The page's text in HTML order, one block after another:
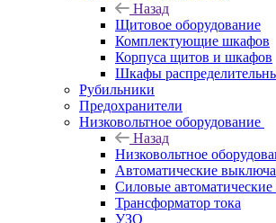
Назад
Щитовое оборудование
Комплектующие шкафов
Корпуса щитов и шкафов
Шкафы
Рубильники
Предохранители
Низковольтное оборудование
Назад
Низковольтное
Автоматические
Силовые
Трансформатор тока
УЗО